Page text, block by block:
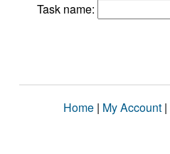
Task name:
Home | My Account |